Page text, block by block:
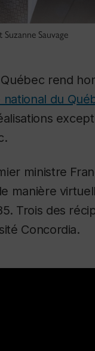
Sauvage
rend
national du
ministre
manière
Trois des
Concordia.